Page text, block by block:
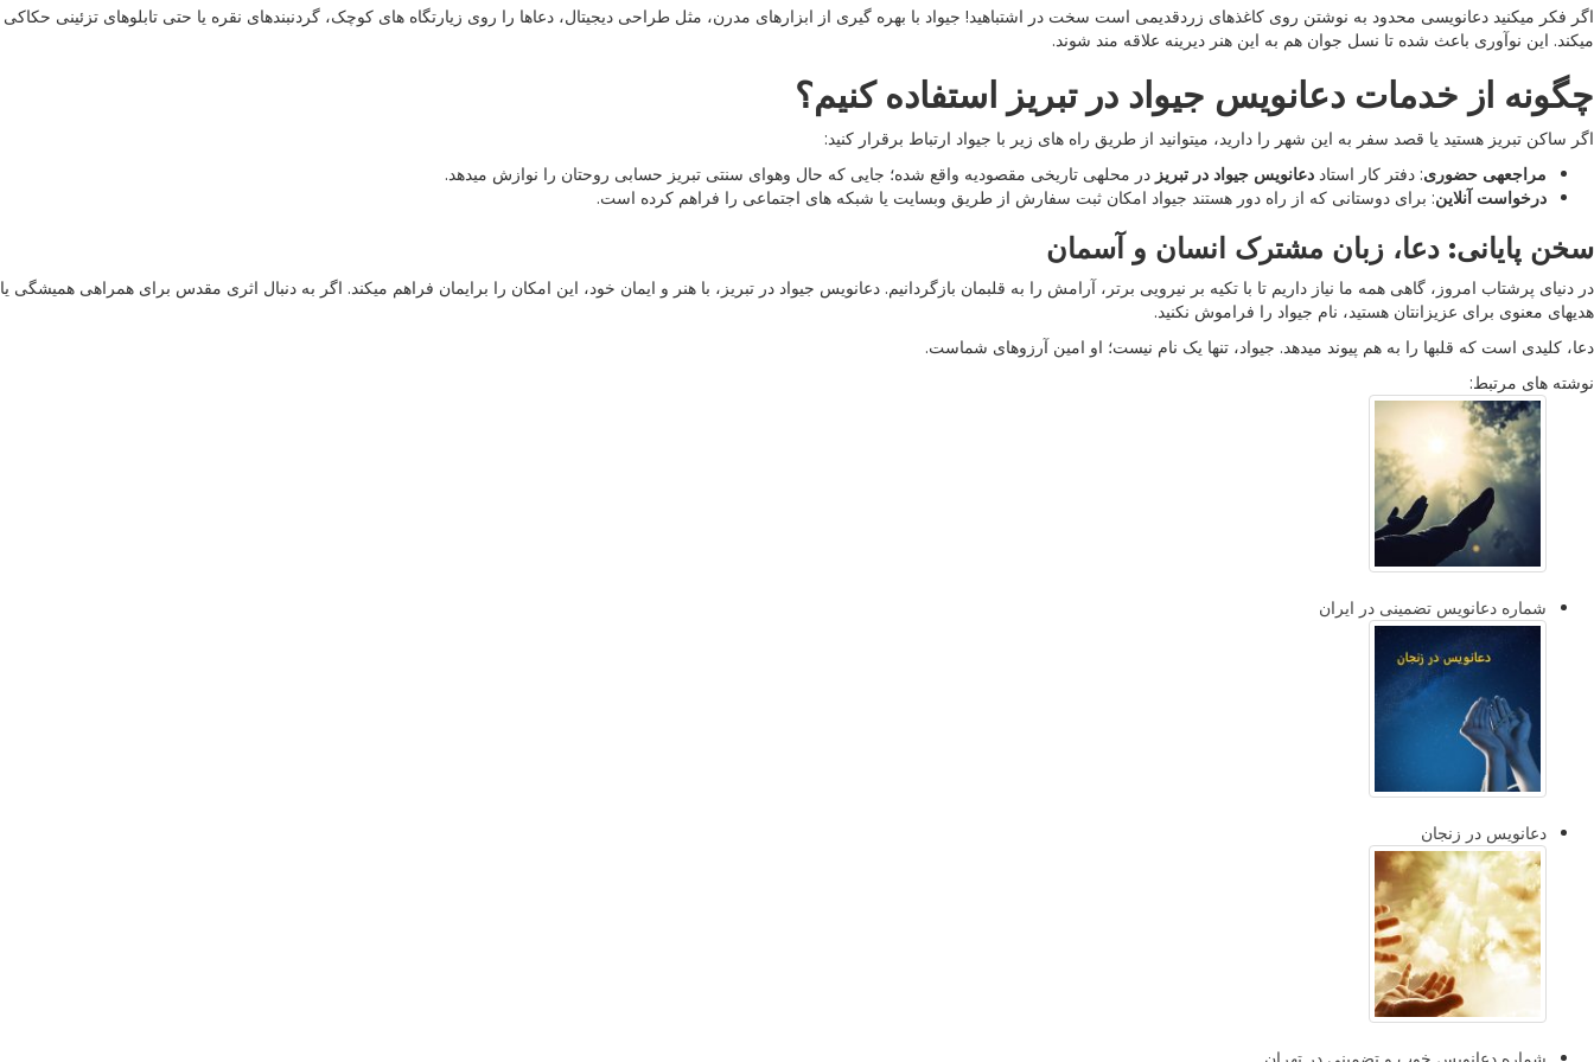
اگر فکر میکنید دعانویسی محدود به نوشتن روی کاغذهای زردقدیمی است سخت در اشتباهید! جیواد با بهره گیری از ابزارهای مدرن، مثل طراحی دیجیتال، دعاها را روی زیارتگاه های کوچک، گردنبندهای نقره یا حتی تابلوهای تزئینی حکاکی
میکند. این نوآوری باعث شده تا نسل جوان هم به این هنر دیرینه علاقه مند شوند.
چگونه از خدمات دعانویس جیواد در تبریز استفاده کنیم؟
اگر ساکن تبریز هستید یا قصد سفر به این شهر را دارید، میتوانید از طریق راه های زیر با جیواد ارتباط برقرار کنید:
مراجعهی حضوری: دفتر کار استاد دعانویس جیواد در تبریز در محلهی تاریخی مقصودیه واقع شده؛ جایی که حال وهوای سنتی تبریز حسابی روحتان را نوازش میدهد.
درخواست آنلاین: برای دوستانی که از راه دور هستند جیواد امکان ثبت سفارش از طریق وبسایت یا شبکه های اجتماعی را فراهم کرده است.
سخن پایانی: دعا، زبان مشترک انسان و آسمان
در دنیای پرشتاب امروز، گاهی همه ما نیاز داریم تا با تکیه بر نیرویی برتر، آرامش را به قلبمان بازگردانیم. دعانویس جیواد در تبریز، با هنر و ایمان خود، این امکان را برایمان فراهم میکند. اگر به دنبال اثری مقدس برای همراهی همیشگی یا
هدیهای معنوی برای عزیزانتان هستید، نام جیواد را فراموش نکنید.
دعا، کلیدی است که قلبها را به هم پیوند میدهد. جیواد، تنها یک نام نیست؛ او امین آرزوهای شماست.
نوشته های مرتبط:
شماره دعانویس تضمینی در ایران
دعانویس در زنجان